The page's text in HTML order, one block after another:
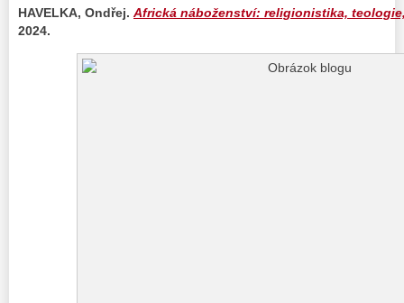
HAVELKA, Ondřej. Africká náboženství: religionistika,
2024.